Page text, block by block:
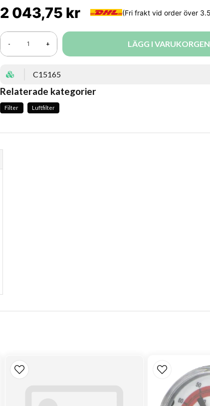
2 043,75 kr
- + LÄGG I VARUKORGEN
C15165
Relaterade kategorier
Filter Luftfilter